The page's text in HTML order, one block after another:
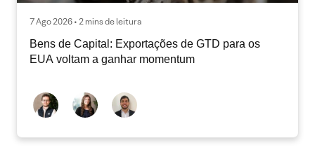
7 Ago 2026 • 2 mins de leitura
Bens de Capital: Exportações de GTD para os
EUA voltam a ganhar momentum